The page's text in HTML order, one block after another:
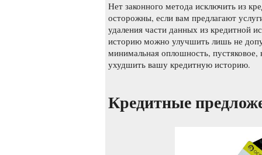
Нет законного метода исключить из
осторожны, если вам предлагают
удаления части данных из кредитной
историю можно улучшить лишь не
минимальная оплошность, пустяковое,
ухудшить вашу кредитную историю.
Кредитные